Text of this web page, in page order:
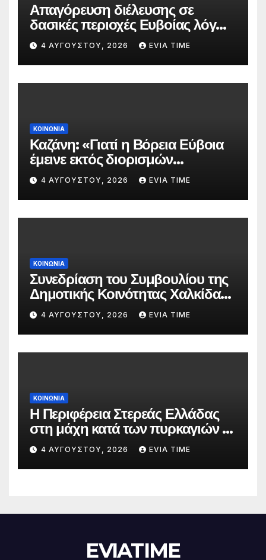
Απαγόρευση διέλευσης σε
δασικές περιοχές Ευβοίας λόγω
πολύ υψηλού κινδύνου
πυρκαγιάς
4 ΑΥΓΟΎΣΤΟΥ, 2026 EVIA TIME
ΚΟΙΝΩΝΙΑ
Καζάνη: «Γιατί η Βόρεια Εύβοια
έμεινε εκτός διορισμών
δασκάλων;»
4 ΑΥΓΟΎΣΤΟΥ, 2026 EVIA TIME
ΚΟΙΝΩΝΙΑ
Συνεδρίαση του Συμβουλίου της
Δημοτικής Κοινότητας Χαλκίδας
την 5 Αυγούστου
4 ΑΥΓΟΎΣΤΟΥ, 2026 EVIA TIME
ΚΟΙΝΩΝΙΑ
Η Περιφέρεια Στερεάς Ελλάδας
στη μάχη κατά των πυρκαγιών –
Δράσεις και στήριξη σε πέντε
περιφερειακές ενότητες
4 ΑΥΓΟΎΣΤΟΥ, 2026 EVIA TIME
EVIATIME